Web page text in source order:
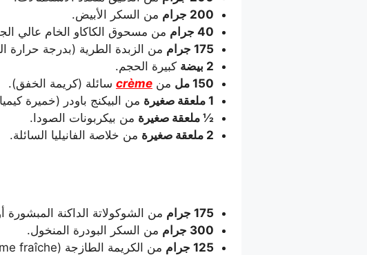
200 جرام
من السكر الأبيض.
40 جرام
من مسحوق الكاكاو الخام عالي
175 جرام
من الزبدة الطرية (بدرجة حرارة
2 بيضة
كبيرة الحجم.
150 مل
من crème سائلة (كريمة الخفق).
1 ملعقة صغيرة
من البيكنج باودر (خميرة
½ ملعقة صغيرة من بيكربونات الصودا.
2 ملعقة صغيرة
من خلاصة الفانيليا السائلة.
175 جرام
من الشوكولاتة الداكنة المبشورة
300 جرام
من السكر البودرة المنخول.
125 جرام
من الكريمة الطازجة (Crème fraîche).